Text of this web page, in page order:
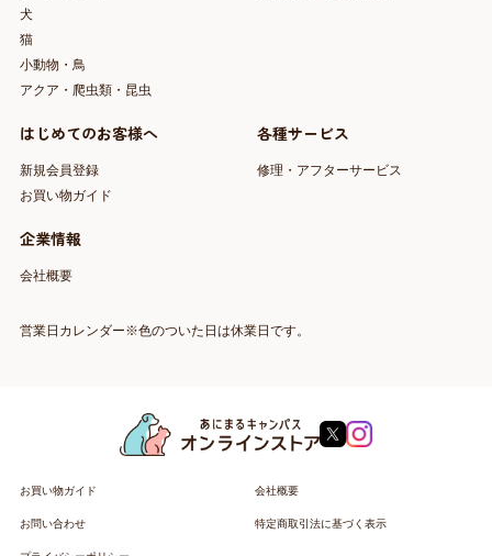
犬
猫
小動物・鳥
アクア・爬虫類・昆虫
はじめてのお客様へ
新規会員登録
お買い物ガイド
各種サービス
修理・アフターサービス
企業情報
会社概要
営業日カレンダー※色のついた日は休業日です。
お買い物ガイド 会社概要
お問い合わせ 特定商取引法に基づく表示